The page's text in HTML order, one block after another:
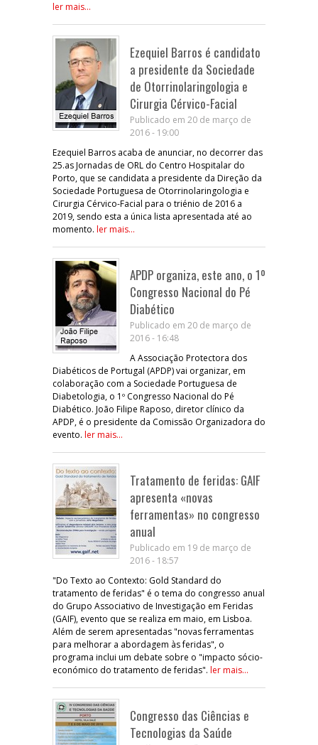
ler mais...
Ezequiel Barros é candidato
a presidente da Sociedade
de Otorrinolaringologia e
Cirurgia Cérvico-Facial
Publicado em 20 de março de
2016 - 19:00
Ezequiel Barros acaba de anunciar, no decorrer das
25.as Jornadas de ORL do Centro Hospitalar do
Porto, que se candidata a presidente da Direção da
Sociedade Portuguesa de Otorrinolaringologia e
Cirurgia Cérvico-Facial para o triénio de 2016 a
2019, sendo esta a única lista apresentada até ao
momento. ler mais...
APDP organiza, este ano, o 1º
Congresso Nacional do Pé
Diabético
Publicado em 20 de março de
2016 - 16:48
A Associação Protectora dos
Diabéticos de Portugal (APDP) vai organizar, em
colaboração com a Sociedade Portuguesa de
Diabetologia, o 1º Congresso Nacional do Pé
Diabético. João Filipe Raposo, diretor clínico da
APDP, é o presidente da Comissão Organizadora do
evento. ler mais...
Tratamento de feridas: GAIF
apresenta «novas
ferramentas» no congresso
anual
Publicado em 19 de março de
2016 - 18:57
"Do Texto ao Contexto: Gold Standard do
tratamento de feridas" é o tema do congresso anual
do Grupo Associativo de Investigação em Feridas
(GAIF), evento que se realiza em maio, em Lisboa.
Além de serem apresentadas "novas ferramentas
para melhorar a abordagem às feridas", o
programa inclui um debate sobre o "impacto sócio-
económico do tratamento de feridas". ler mais...
Congresso das Ciências e
Tecnologias da Saúde